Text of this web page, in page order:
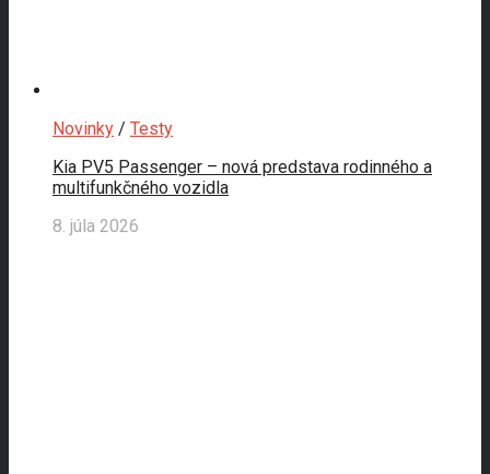
Novinky / Testy
Kia PV5 Passenger – nová predstava rodinného a
multifunkčného vozidla
8. júla 2026